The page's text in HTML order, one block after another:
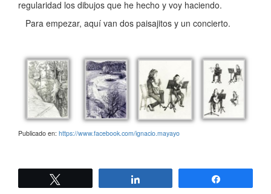
regularidad los dibujos que he hecho y voy haciendo.
Para empezar, aquí van dos paisajitos y un concierto.
Publicado en: https://www.facebook.com/ignacio.mayayo